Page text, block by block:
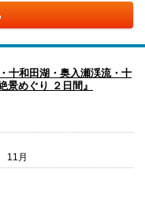
十和田湖・奥入瀬渓流・十
景めぐり ２日間』
11月